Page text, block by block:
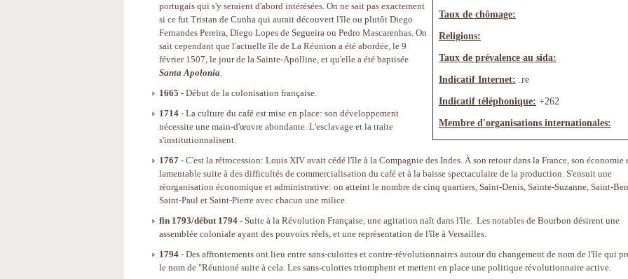
Taux de chômage:
Religions:
Taux de prévalence au sida:
Indicatif Internet: .re
Indicatif téléphonique: +262
Membre d'organisations internationales:
portugais qui s'y seraient d'abord intérésées. On ne sait pas exactement
si ce fut Tristan de Cunha qui aurait découvert l'île ou plutôt Diego
Fernandes Pereira, Diego Lopes de Segueira ou Pedro Mascarenhas. On
sait cependant que l'actuelle île de La Réunion a été abordée, le 9
février 1507, le jour de la Sainte-Apolline, et qu'elle a été baptisée
Santa Apolonia.
1665 - Début de la colonisation française.
1714 - La culture du café est mise en place: son développement
nécessite une main-d'œuvre abondante. L'esclavage et la traite
s'institutionnalisent.
1767 - C'est la rétrocession: Louis XIV avait cédé l'île à la Compagnie des Indes. À son retour dans la France, son économie
lamentable suite à des difficultés de commercialisation du café et à la baisse spectaculaire de la production. S'ensuit une
réorganisation économique et administrative: on atteint le nombre de cinq quartiers, Saint-Denis, Sainte-Suzanne, Saint-
Saint-Paul et Saint-Pierre avec chacun une milice.
fin 1793/début 1794 - Suite à la Révolution Française, une agitation naît dans l'île. Les notables de Bourbon désirent une
assemblée coloniale ayant des pouvoirs réels, et une représentation de l'île à Versailles.
1794 - Des affrontements ont lieu entre sans-culottes et contre-révolutionnaires autour du changement de nom de l'île qui
le nom de "Réunioné suite à cela. Les sans-culottes triomphent et mettent en place une politique révolutionnaire active.